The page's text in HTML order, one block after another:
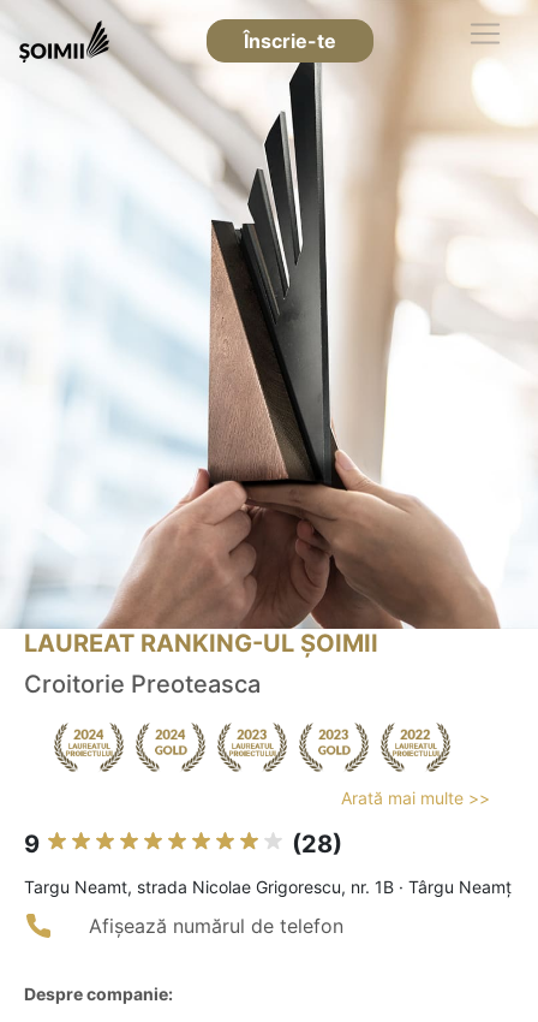
Înscrie-te
LAUREAT RANKING-UL ȘOIMII
Croitorie Preoteasca
Arată mai multe >>
9 (28)
Targu Neamt, strada Nicolae Grigorescu, nr. 1B · Târgu Neamț
Afișează numărul de telefon
Despre companie: